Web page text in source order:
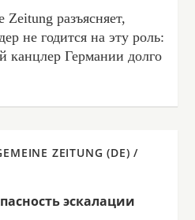
разъясняет,
не годится на эту роль:
Германии долго
ZEITUNG (DE) /
эскалации